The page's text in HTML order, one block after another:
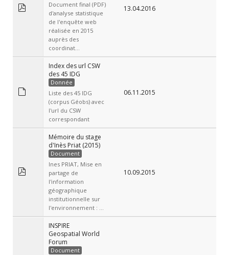
Document final (PDF)
d'analyse statistique
de l'enquête web
réalisée en 2015
auprès des
coordinat...
13.04.2016
Index des url CSW
des 45 IDG
Donnée
Liste des 45 IDG
(corpus Géobs) avec
l'url du CSW
correspondant
06.11.2015
Mémoire du stage
d'Inès Priat (2015)
Document
Ines PRIAT, Mise en
partage de
l'information
géographique
institutionnelle sur
l'environnement : ...
10.09.2015
INSPIRE
Geospatial World
Forum
Document